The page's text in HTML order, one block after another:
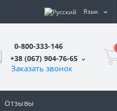
Язык
0-800-333-146
+38 (067) 904-76-65
Заказать звонок
Отзывы